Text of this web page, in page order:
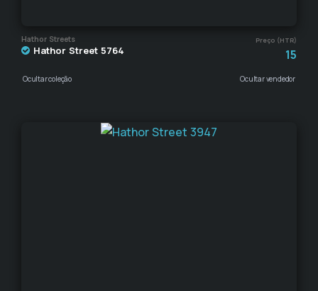
Hathor Streets Preço (HTR)
Hathor Street 5764 15
Ocultar coleção Ocultar vendedor